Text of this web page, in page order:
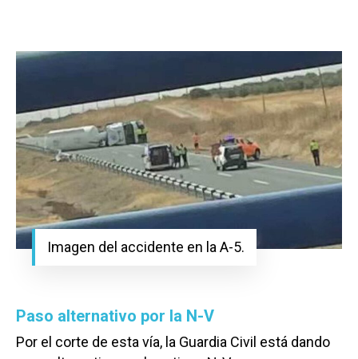
Imagen del accidente en la A-5.
Paso alternativo por la N-V
Por el corte de esta vía, la Guardia Civil está dando